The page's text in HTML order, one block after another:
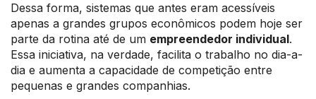
Dessa forma, sistemas que antes eram acessíveis
apenas a grandes grupos econômicos podem hoje ser
parte da rotina até de um empreendedor individual.
Essa iniciativa, na verdade, facilita o trabalho no dia-a-
dia e aumenta a capacidade de competição entre
pequenas e grandes companhias.